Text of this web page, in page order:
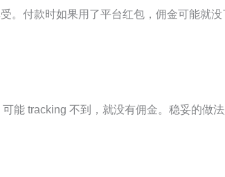
。付款时如果用了平台红包，佣金可能就
能 tracking 不到，就没有佣金。稳妥的做